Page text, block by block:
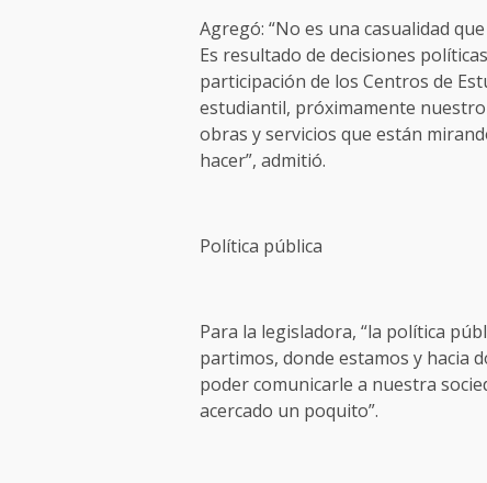
Agregó: “No es una casualidad
Es resultado de decisiones
participación de los Centros de
estudiantil, próximamente nuestro
obras y servicios que están
hacer”, admitió.
Política pública
Para la legisladora, “la política
partimos, donde estamos y hacia
poder comunicarle a nuestra
acercado un poquito”.